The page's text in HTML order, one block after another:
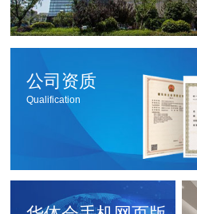
公司资质
Qualification